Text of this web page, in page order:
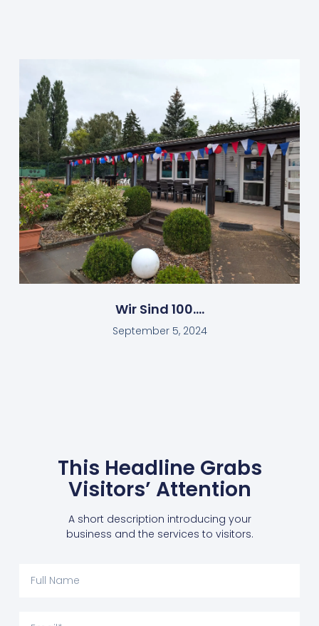
Wir Sind 100….
September 5, 2024
This Headline Grabs
Visitors’ Attention
A short description introducing your
business and the services to visitors.